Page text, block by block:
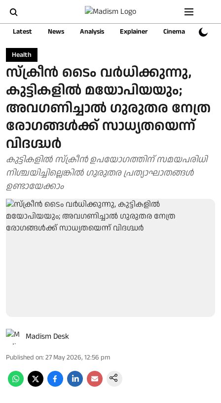
Latest News Analysis Explainer Cinema Sports
Health
സ്ക്രീൻ ടൈം വർധിക്കുന്നു,
കുട്ടികളിൽ മയോപിയയും;
അവഗണിച്ചാൽ ഗുരുതര നേത്ര
രോഗങ്ങള്‍ക്ക് സാധ്യതയെന്ന്
വിദഗ്ദ്ധർ
കുട്ടികളിൽ സ്ക്രീൻ ഉപയോഗത്തിന് സമയപരിധി
നിശ്ചയിച്ചില്ലെങ്കില്‍ ഗുരുതര പ്രത്യാഘാതങ്ങള്‍
ഉണ്ടായേക്കാം
Madism Desk
Published on: 27 May 2026, 12:56 pm